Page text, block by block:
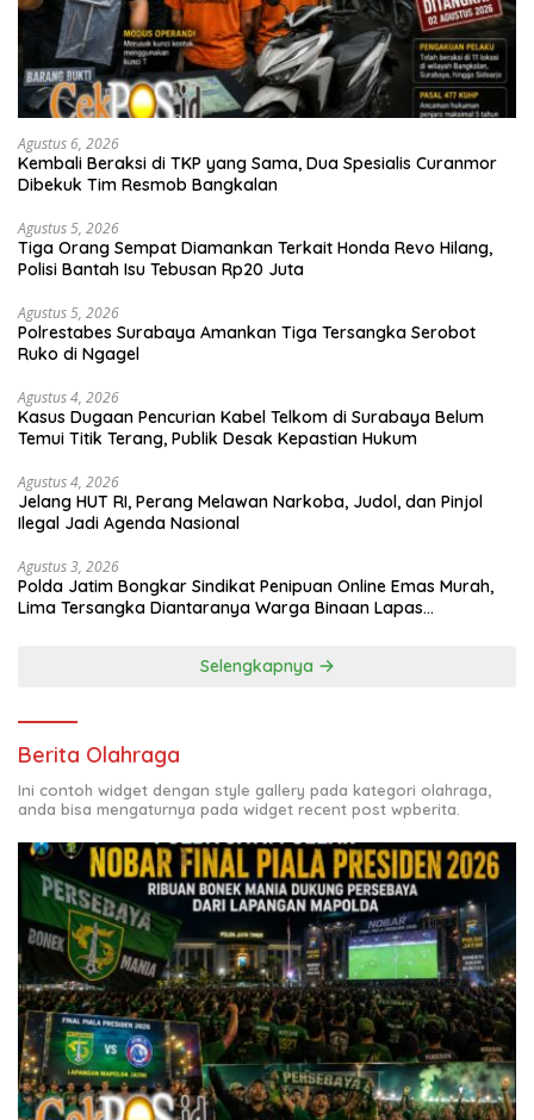
Agustus 6, 2026
Kembali Beraksi di TKP yang Sama, Dua Spesialis Curanmor
Dibekuk Tim Resmob Bangkalan
Agustus 5, 2026
Tiga Orang Sempat Diamankan Terkait Honda Revo Hilang,
Polisi Bantah Isu Tebusan Rp20 Juta
Agustus 5, 2026
Polrestabes Surabaya Amankan Tiga Tersangka Serobot
Ruko di Ngagel
Agustus 4, 2026
Kasus Dugaan Pencurian Kabel Telkom di Surabaya Belum
Temui Titik Terang, Publik Desak Kepastian Hukum
Agustus 4, 2026
Jelang HUT RI, Perang Melawan Narkoba, Judol, dan Pinjol
Ilegal Jadi Agenda Nasional
Agustus 3, 2026
Polda Jatim Bongkar Sindikat Penipuan Online Emas Murah,
Lima Tersangka Diantaranya Warga Binaan Lapas
Selengkapnya
Berita Olahraga
Ini contoh widget dengan style gallery pada kategori olahraga,
anda bisa mengaturnya pada widget recent post wpberita.